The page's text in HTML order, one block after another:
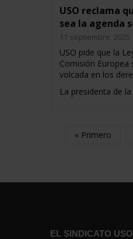
USO reclama
sea la agenda
11 septiembre, 2025
USO pide que la
Comisión Europea
volcada en los
La presidenta de
« Primero
EL SINDICATO USO